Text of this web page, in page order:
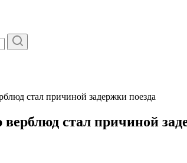
стал причиной задержки поезда
стал причиной